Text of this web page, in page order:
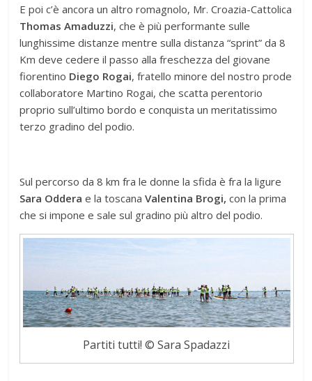
E poi c’è ancora un altro romagnolo, Mr. Croazia-Cattolica
Thomas Amaduzzi, che è più performante sulle
lunghissime distanze mentre sulla distanza “sprint” da 8
Km deve cedere il passo alla freschezza del giovane
fiorentino Diego Rogai, fratello minore del nostro prode
collaboratore Martino Rogai, che scatta perentorio
proprio sull’ultimo bordo e conquista un meritatissimo
terzo gradino del podio.
Sul percorso da 8 km fra le donne la sfida è fra la ligure
Sara Oddera e la toscanaValentina Brogi, con la prima
che si impone e sale sul gradino più altro del podio.
Partiti tutti! © Sara Spadazzi